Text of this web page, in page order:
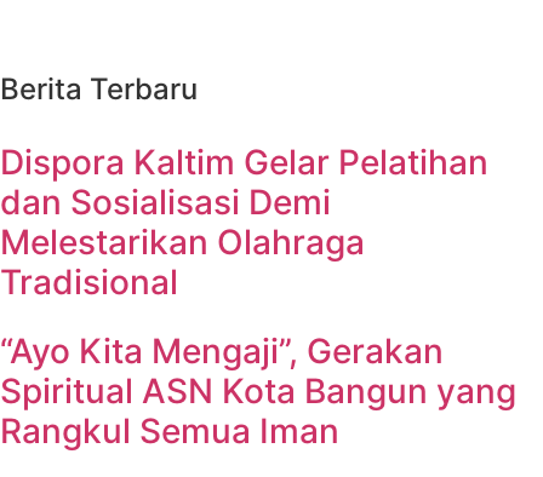
Berita Terbaru
Dispora Kaltim Gelar Pelatihan
dan Sosialisasi Demi
Melestarikan Olahraga
Tradisional
“Ayo Kita Mengaji”, Gerakan
Spiritual ASN Kota Bangun yang
Rangkul Semua Iman